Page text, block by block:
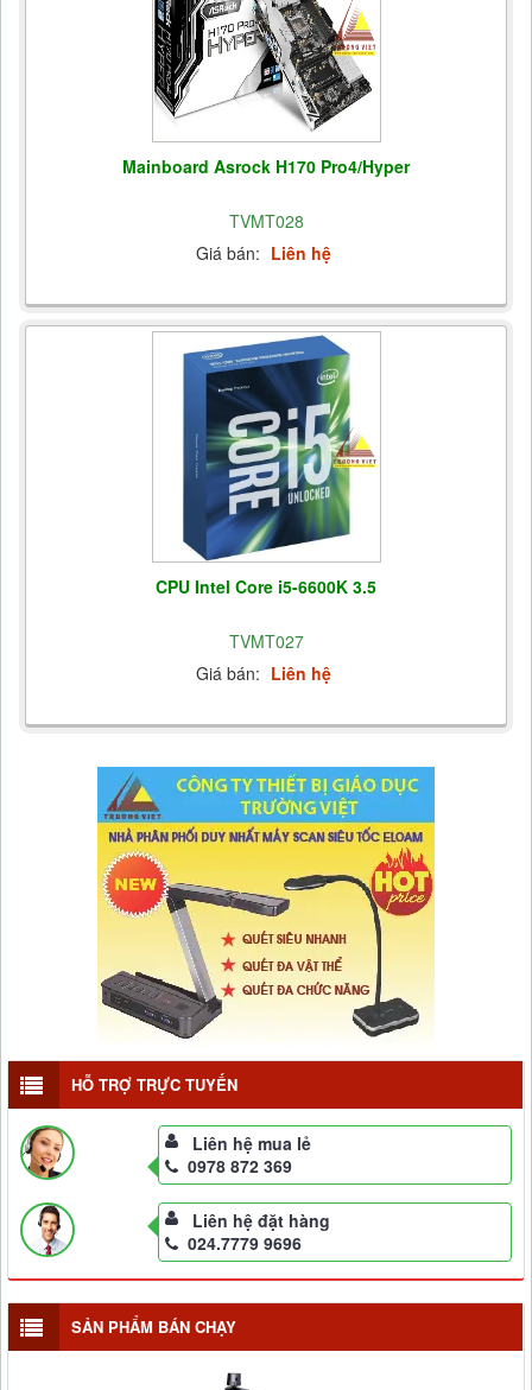
Mainboard Asrock H170 Pro4/Hyper
TVMT028
Giá bán: Liên hệ
CPU Intel Core i5-6600K 3.5
TVMT027
Giá bán: Liên hệ
HỖ TRỢ TRỰC TUYẾN
Liên hệ mua lẻ
0978 872 369
Liên hệ đặt hàng
024.7779 9696
SẢN PHẨM BÁN CHẠY